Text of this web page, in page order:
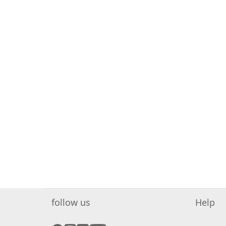
follow us Help